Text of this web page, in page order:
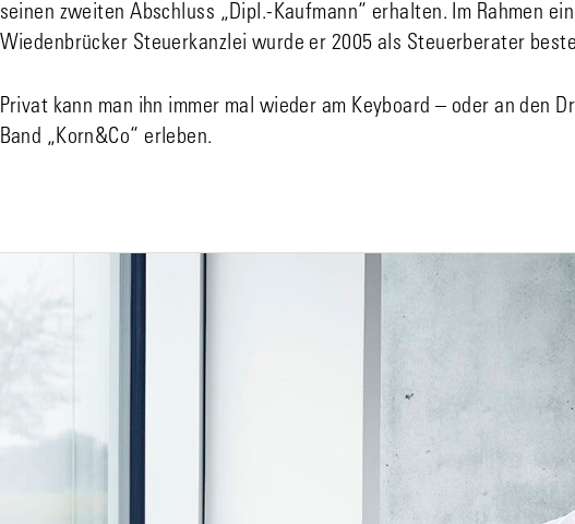
seinen zweiten Abschluss „Dipl.-Kaufmann“ erhalten. Im Rahmen
Wiedenbrücker Steuerkanzlei wurde er 2005 als Steuerberater
Privat kann man ihn immer mal wieder am Keyboard – oder an den
Band „Korn&Co“ erleben.